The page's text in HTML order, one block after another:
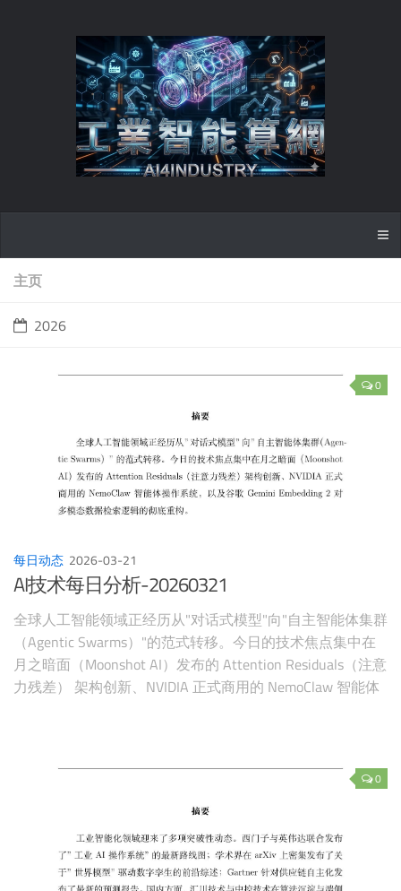
主页
2026
0
每日动态 2026-03-21
AI技术每日分析-20260321
全球人工智能领域正经历从"对话式模型"向"自主智能体集群
（Agentic Swarms）"的范式转移。今日的技术焦点集中在
月之暗面（Moonshot AI）发布的 Attention Residuals（注意
力残差） 架构创新、NVIDIA 正式商用的 NemoClaw 智能体
0